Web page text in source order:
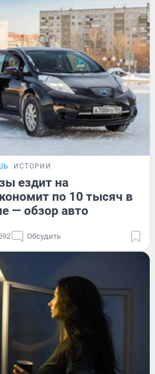
ИСТОРИИ
ездит на
по 10 тысяч в
— обзор авто
Обсудить